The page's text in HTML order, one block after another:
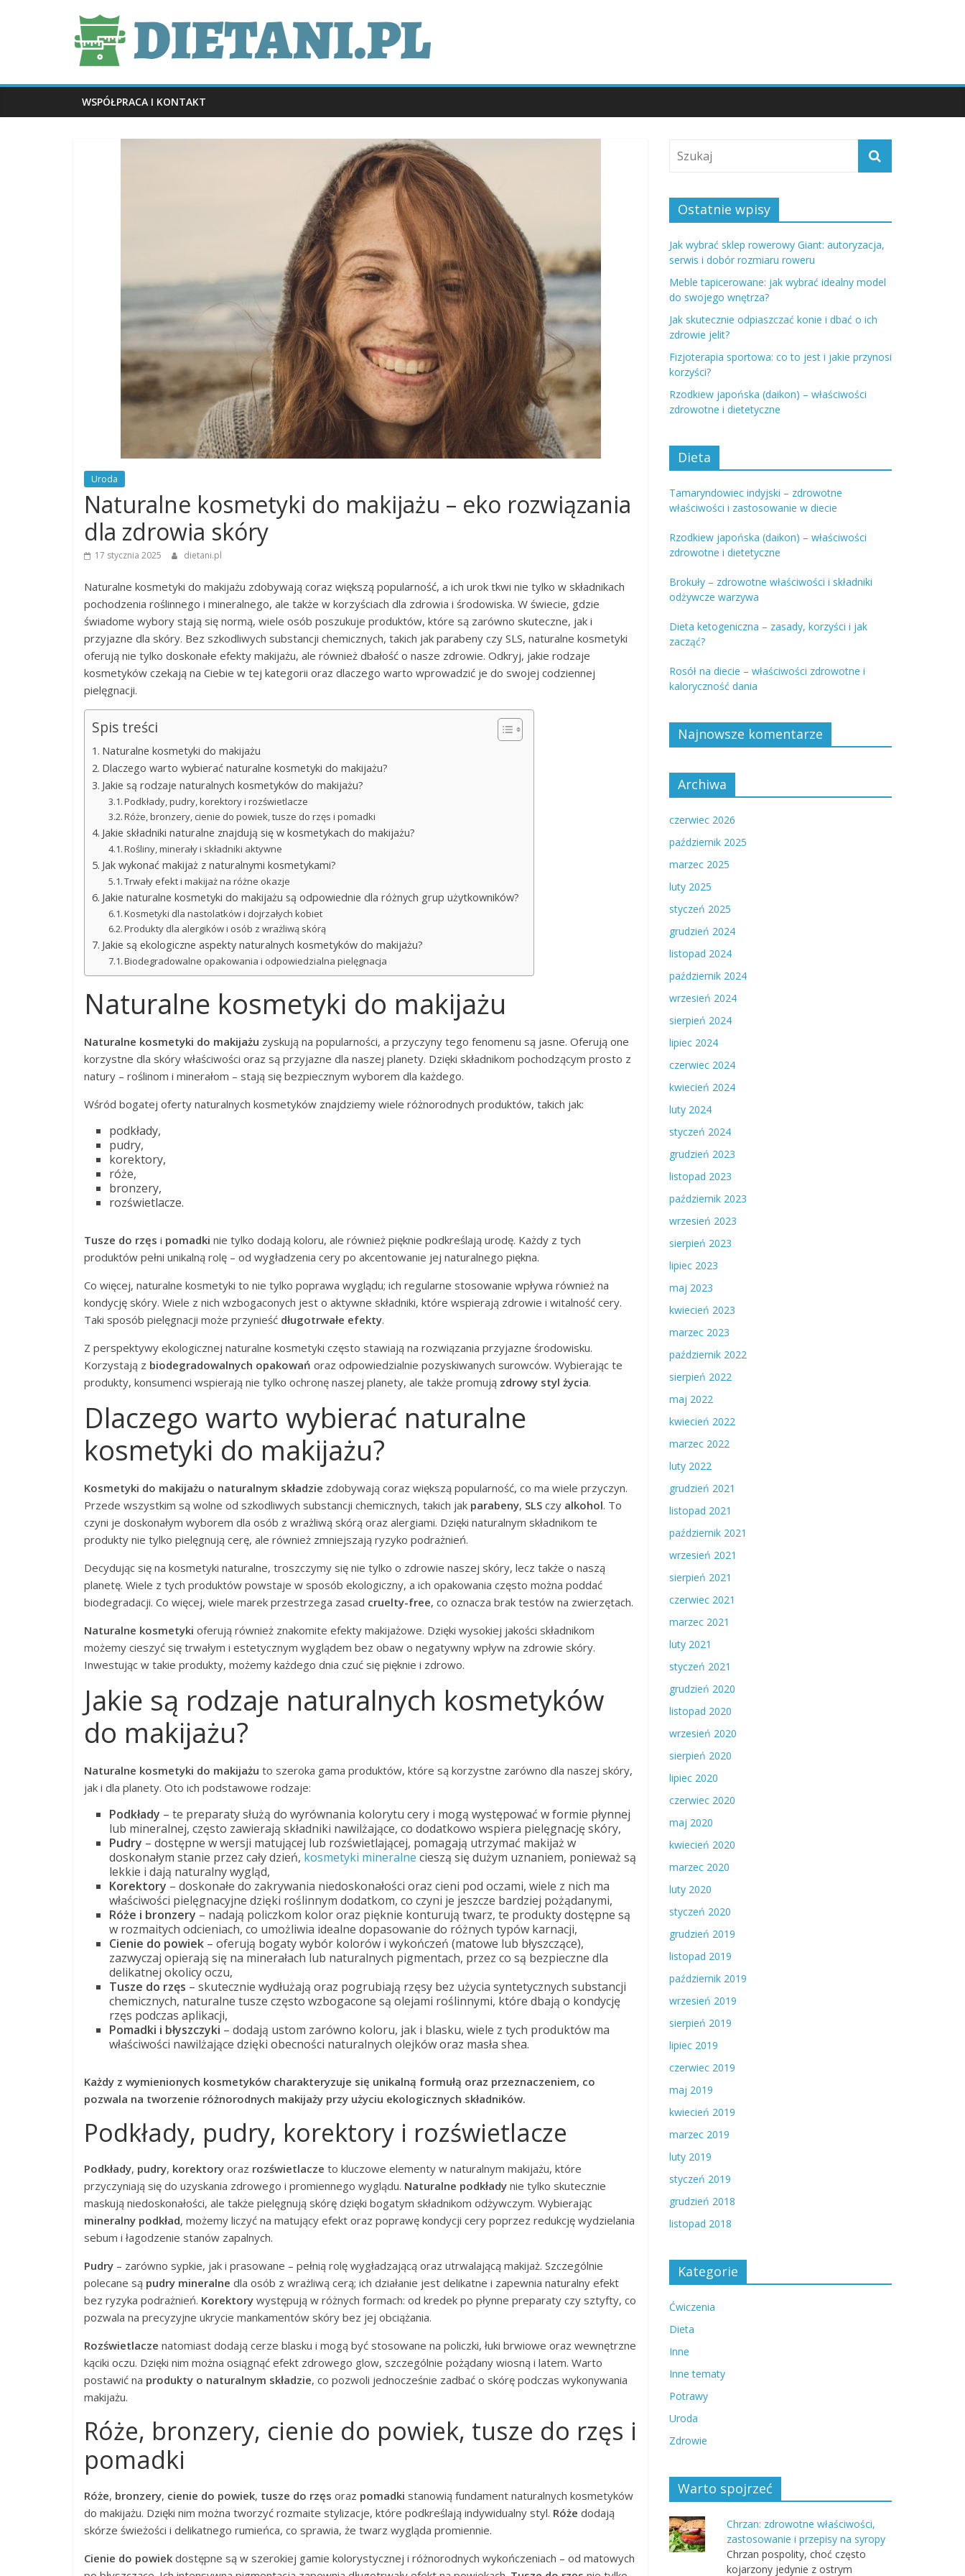
dietani.pl
WSPÓŁPRACA I KONTAKT
Uroda
Naturalne kosmetyki do makijażu – eko rozwiązania
dla zdrowia skóry
17 stycznia 2025 dietani.pl
Naturalne kosmetyki do makijażu zdobywają coraz większą popularność, a ich urok tkwi nie tylko w składnikach
pochodzenia roślinnego i mineralnego, ale także w korzyściach dla zdrowia i środowiska. W świecie, gdzie
świadome wybory stają się normą, wiele osób poszukuje produktów, które są zarówno skuteczne, jak i
przyjazne dla skóry. Bez szkodliwych substancji chemicznych, takich jak parabeny czy SLS, naturalne kosmetyki
oferują nie tylko doskonałe efekty makijażu, ale również dbałość o nasze zdrowie. Odkryj, jakie rodzaje
kosmetyków czekają na Ciebie w tej kategorii oraz dlaczego warto wprowadzić je do swojej codziennej
pielęgnacji.
Spis treści
Naturalne kosmetyki do makijażu
Dlaczego warto wybierać naturalne kosmetyki do makijażu?
Jakie są rodzaje naturalnych kosmetyków do makijażu?
Podkłady, pudry, korektory i rozświetlacze
Róże, bronzery, cienie do powiek, tusze do rzęs i pomadki
Jakie składniki naturalne znajdują się w kosmetykach do makijażu?
Rośliny, minerały i składniki aktywne
Jak wykonać makijaż z naturalnymi kosmetykami?
Trwały efekt i makijaż na różne okazje
Jakie naturalne kosmetyki do makijażu są odpowiednie dla różnych grup użytkowników?
Kosmetyki dla nastolatków i dojrzałych kobiet
Produkty dla alergików i osób z wrażliwą skórą
Jakie są ekologiczne aspekty naturalnych kosmetyków do makijażu?
Biodegradowalne opakowania i odpowiedzialna pielęgnacja
Naturalne kosmetyki do makijażu
Naturalne kosmetyki do makijażu zyskują na popularności, a przyczyny tego fenomenu są jasne. Oferują one
korzystne dla skóry właściwości oraz są przyjazne dla naszej planety. Dzięki składnikom pochodzącym prosto z
natury – roślinom i minerałom – stają się bezpiecznym wyborem dla każdego.
Wśród bogatej oferty naturalnych kosmetyków znajdziemy wiele różnorodnych produktów, takich jak:
podkłady,
pudry,
korektory,
róże,
bronzery,
rozświetlacze.
Tusze do rzęs i pomadki nie tylko dodają koloru, ale również pięknie podkreślają urodę. Każdy z tych
produktów pełni unikalną rolę – od wygładzenia cery po akcentowanie jej naturalnego piękna.
Co więcej, naturalne kosmetyki to nie tylko poprawa wyglądu; ich regularne stosowanie wpływa również na
kondycję skóry. Wiele z nich wzbogaconych jest o aktywne składniki, które wspierają zdrowie i witalność cery.
Taki sposób pielęgnacji może przynieść długotrwałe efekty.
Z perspektywy ekologicznej naturalne kosmetyki często stawiają na rozwiązania przyjazne środowisku.
Korzystają z biodegradowalnych opakowań oraz odpowiedzialnie pozyskiwanych surowców. Wybierając te
produkty, konsumenci wspierają nie tylko ochronę naszej planety, ale także promują zdrowy styl życia.
Dlaczego warto wybierać naturalne
kosmetyki do makijażu?
Kosmetyki do makijażu o naturalnym składzie zdobywają coraz większą popularność, co ma wiele przyczyn.
Przede wszystkim są wolne od szkodliwych substancji chemicznych, takich jak parabeny, SLS czy alkohol. To
czyni je doskonałym wyborem dla osób z wrażliwą skórą oraz alergiami. Dzięki naturalnym składnikom te
produkty nie tylko pielęgnują cerę, ale również zmniejszają ryzyko podrażnień.
Decydując się na kosmetyki naturalne, troszczymy się nie tylko o zdrowie naszej skóry, lecz także o naszą
planetę. Wiele z tych produktów powstaje w sposób ekologiczny, a ich opakowania często można poddać
biodegradacji. Co więcej, wiele marek przestrzega zasad cruelty-free, co oznacza brak testów na zwierzętach.
Naturalne kosmetyki oferują również znakomite efekty makijażowe. Dzięki wysokiej jakości składnikom
możemy cieszyć się trwałym i estetycznym wyglądem bez obaw o negatywny wpływ na zdrowie skóry.
Inwestując w takie produkty, możemy każdego dnia czuć się pięknie i zdrowo.
Jakie są rodzaje naturalnych kosmetyków
do makijażu?
Naturalne kosmetyki do makijażu to szeroka gama produktów, które są korzystne zarówno dla naszej skóry,
jak i dla planety. Oto ich podstawowe rodzaje:
Podkłady – te preparaty służą do wyrównania kolorytu cery i mogą występować w formie płynnej
lub mineralnej, często zawierają składniki nawilżające, co dodatkowo wspiera pielęgnację skóry,
Pudry – dostępne w wersji matującej lub rozświetlającej, pomagają utrzymać makijaż w
doskonałym stanie przez cały dzień, kosmetyki mineralne cieszą się dużym uznaniem, ponieważ są
lekkie i dają naturalny wygląd,
Korektory – doskonałe do zakrywania niedoskonałości oraz cieni pod oczami, wiele z nich ma
właściwości pielęgnacyjne dzięki roślinnym dodatkom, co czyni je jeszcze bardziej pożądanymi,
Róże i bronzery – nadają policzkom kolor oraz pięknie konturują twarz, te produkty dostępne są
w rozmaitych odcieniach, co umożliwia idealne dopasowanie do różnych typów karnacji,
Cienie do powiek – oferują bogaty wybór kolorów i wykończeń (matowe lub błyszczące),
zazwyczaj opierają się na minerałach lub naturalnych pigmentach, przez co są bezpieczne dla
delikatnej okolicy oczu,
Tusze do rzęs – skutecznie wydłużają oraz pogrubiają rzęsy bez użycia syntetycznych substancji
chemicznych, naturalne tusze często wzbogacone są olejami roślinnymi, które dbają o kondycję
rzęs podczas aplikacji,
Pomadki i błyszczyki – dodają ustom zarówno koloru, jak i blasku, wiele z tych produktów ma
właściwości nawilżające dzięki obecności naturalnych olejków oraz masła shea.
Każdy z wymienionych kosmetyków charakteryzuje się unikalną formułą oraz przeznaczeniem, co
pozwala na tworzenie różnorodnych makijaży przy użyciu ekologicznych składników.
Podkłady, pudry, korektory i rozświetlacze
Podkłady, pudry, korektory oraz rozświetlacze to kluczowe elementy w naturalnym makijażu, które
przyczyniają się do uzyskania zdrowego i promiennego wyglądu. Naturalne podkłady nie tylko skutecznie
maskują niedoskonałości, ale także pielęgnują skórę dzięki bogatym składnikom odżywczym. Wybierając
mineralny podkład, możemy liczyć na matujący efekt oraz poprawę kondycji cery poprzez redukcję wydzielania
sebum i łagodzenie stanów zapalnych.
Pudry – zarówno sypkie, jak i prasowane – pełnią rolę wygładzającą oraz utrwalającą makijaż. Szczególnie
polecane są pudry mineralne dla osób z wrażliwą cerą; ich działanie jest delikatne i zapewnia naturalny efekt
bez ryzyka podrażnień. Korektory występują w różnych formach: od kredek po płynne preparaty czy sztyfty, co
pozwala na precyzyjne ukrycie mankamentów skóry bez jej obciążania.
Rozświetlacze natomiast dodają cerze blasku i mogą być stosowane na policzki, łuki brwiowe oraz wewnętrzne
kąciki oczu. Dzięki nim można osiągnąć efekt zdrowego glow, szczególnie pożądany wiosną i latem. Warto
postawić na produkty o naturalnym składzie, co pozwoli jednocześnie zadbać o skórę podczas wykonywania
makijażu.
Róże, bronzery, cienie do powiek, tusze do rzęs i
pomadki
Róże, bronzery, cienie do powiek, tusze do rzęs oraz pomadki stanowią fundament naturalnych kosmetyków
do makijażu. Dzięki nim można tworzyć rozmaite stylizacje, które podkreślają indywidualny styl. Róże dodają
skórze świeżości i delikatnego rumieńca, co sprawia, że twarz wygląda promiennie.
Cienie do powiek dostępne są w szerokiej gamie kolorystycznej i różnorodnych wykończeniach – od matowych
Ostatnie wpisy
Jak wybrać sklep rowerowy Giant: autoryzacja,
serwis i dobór rozmiaru roweru
Meble tapicerowane: jak wybrać idealny model
do swojego wnętrza?
Jak skutecznie odpiaszczać konie i dbać o ich
zdrowie jelit?
Fizjoterapia sportowa: co to jest i jakie przynosi
korzyści?
Rzodkiew japońska (daikon) – właściwości
zdrowotne i dietetyczne
Dieta
Tamaryndowiec indyjski – zdrowotne
właściwości i zastosowanie w diecie
Rzodkiew japońska (daikon) – właściwości
zdrowotne i dietetyczne
Brokuły – zdrowotne właściwości i składniki
odżywcze warzywa
Dieta ketogeniczna – zasady, korzyści i jak
zacząć?
Rosół na diecie – właściwości zdrowotne i
kaloryczność dania
Najnowsze komentarze
Archiwa
czerwiec 2026
październik 2025
marzec 2025
luty 2025
styczeń 2025
grudzień 2024
listopad 2024
październik 2024
wrzesień 2024
sierpień 2024
lipiec 2024
czerwiec 2024
kwiecień 2024
luty 2024
styczeń 2024
grudzień 2023
listopad 2023
październik 2023
wrzesień 2023
sierpień 2023
lipiec 2023
maj 2023
kwiecień 2023
marzec 2023
październik 2022
sierpień 2022
maj 2022
kwiecień 2022
marzec 2022
luty 2022
grudzień 2021
listopad 2021
październik 2021
wrzesień 2021
sierpień 2021
czerwiec 2021
marzec 2021
luty 2021
styczeń 2021
grudzień 2020
listopad 2020
wrzesień 2020
sierpień 2020
lipiec 2020
czerwiec 2020
maj 2020
kwiecień 2020
marzec 2020
luty 2020
styczeń 2020
grudzień 2019
listopad 2019
październik 2019
wrzesień 2019
sierpień 2019
lipiec 2019
czerwiec 2019
maj 2019
kwiecień 2019
marzec 2019
luty 2019
styczeń 2019
grudzień 2018
listopad 2018
Kategorie
Ćwiczenia
Dieta
Inne
Inne tematy
Potrawy
Uroda
Zdrowie
Warto spojrzeć
Chrzan: zdrowotne właściwości,
zastosowanie i przepisy na syropy
Chrzan pospolity, choć często
kojarzony jedynie z ostrym